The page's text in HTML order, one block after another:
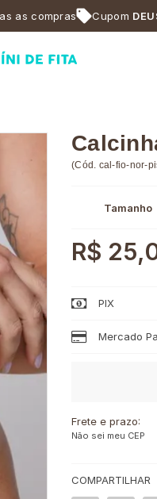
Cupom
(Cód. cal-fio-nor-
Tamanho
R$
PIX
Mercado
Frete e prazo:
Não sei meu CEP
COMPARTILHAR